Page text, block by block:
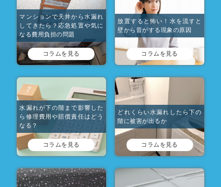
マンションで天井から水漏れ
してきたら？応急処置や気に
なる費用負担の問題
コラムを見る
放置すると怖い！水を流すと
壁から音がする現象の原因
コラムを見る
水漏れが下の階まで影響した
ら修理費用や賠償責任はどう
なる？
コラムを見る
どれくらい水漏れしたら下の
階に被害が出るか
コラムを見る